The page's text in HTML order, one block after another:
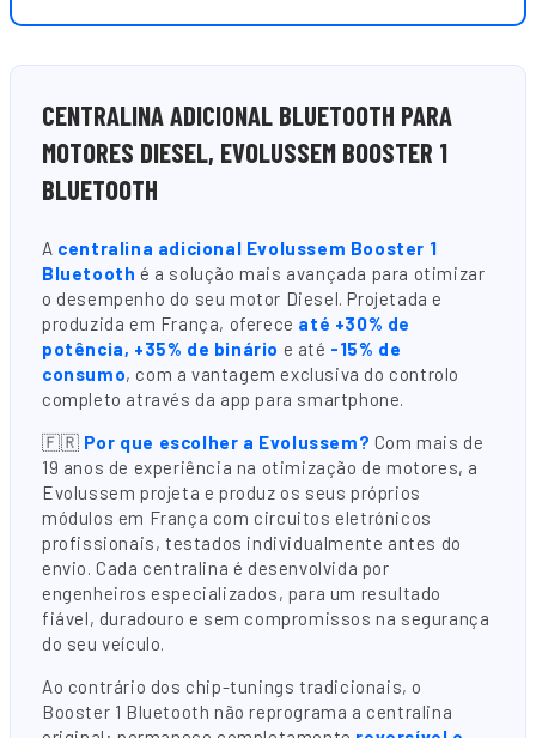
CENTRALINA ADICIONAL BLUETOOTH PARA
MOTORES DIESEL, EVOLUSSEM BOOSTER 1
BLUETOOTH
A centralina adicional Evolussem Booster 1
Bluetooth é a solução mais avançada para otimizar
o desempenho do seu motor Diesel. Projetada e
produzida em França, oferece até +30% de
potência, +35% de binário e até -15% de
consumo, com a vantagem exclusiva do controlo
completo através da app para smartphone.
🇫🇷 Por que escolher a Evolussem? Com mais de
19 anos de experiência na otimização de motores, a
Evolussem projeta e produz os seus próprios
módulos em França com circuitos eletrónicos
profissionais, testados individualmente antes do
envio. Cada centralina é desenvolvida por
engenheiros especializados, para um resultado
fiável, duradouro e sem compromissos na segurança
do seu veículo.
Ao contrário dos chip-tunings tradicionais, o
Booster 1 Bluetooth não reprograma a centralina